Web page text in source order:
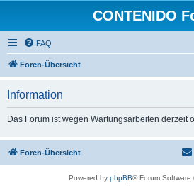
CONTENIDO
FAQ
Foren-Übersicht
Information
Das Forum ist wegen Wartungsarbeiten derzeit
Foren-Übersicht
Powered by phpBB® Forum Software